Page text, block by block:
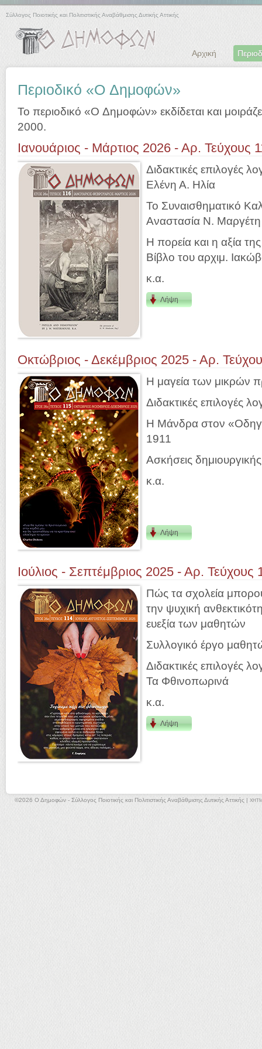
Σύλλογος Ποιοτικής και Πολιτιστικής Αναβάθμισης Δυτικής Αττικής
Αρχική
Περιοδικό «O Δημοφών»
Το περιοδικό «O Δημοφών» εκδίδεται και
2000.
Ιανουάριος - Μάρτιος 2026 - Αρ. Τεύχους
Διδακτικές επιλογές
Ελένη Α. Ηλία
Το Συναισθηματικό
Αναστασία Ν. Μαργέτη
Η πορεία και η αξία
Βίβλο του αρχιμ.
κ.α.
Λήψη
Οκτώβριος - Δεκέμβριος 2025 - Αρ.
Η μαγεία των μικρών
Διδακτικές επιλογές
Η Μάνδρα στον
1911
Ασκήσεις
κ.α.
Λήψη
Ιούλιος - Σεπτέμβριος 2025 - Αρ. Τεύχους
Πώς τα σχολεία
την ψυχική
ευεξία των μαθητών
Συλλογικό έργο
Διδακτικές επιλογές
Τα Φθινοπωρινά
κ.α.
Λήψη
©2026 Ο Δημοφών - Σύλλογος Ποιοτικής και Πολιτιστικής Αναβάθμισης Δυτικής Αττικής |